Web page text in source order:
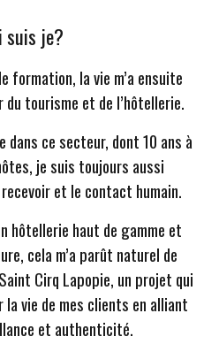
suis je?
formation, la vie m’a ensuite
tourisme et de l’hôtellerie.
dans ce secteur, dont 10 ans à
je suis toujours aussi
et le contact humain.
hôtellerie haut de gamme et
cela m’a parût naturel de
Cirq Lapopie, un projet qui
la vie de mes clients en alliant
et authenticité.